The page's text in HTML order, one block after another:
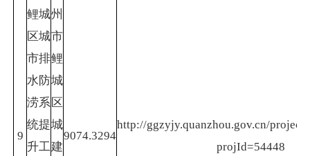
9
鲤城
区城
市排
水防
涝系
统提
升工
州
市
鲤
城
区
城
建
9074.3294
http://ggzyjy.quanzhou.gov.cn/
projId=54448